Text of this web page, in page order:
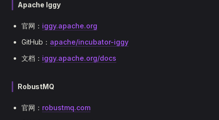
Apache Iggy
官网： iggy.apache.org
GitHub： apache/incubator-iggy
文档： iggy.apache.org/docs
RobustMQ
官网： robustmq.com